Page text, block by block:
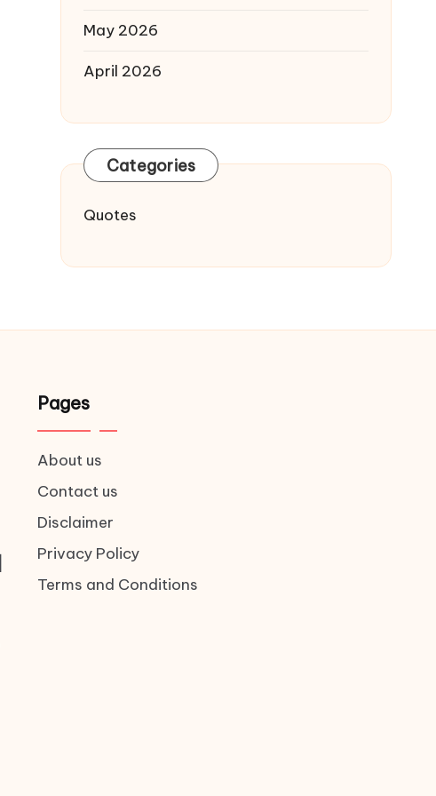
May 2026
April 2026
Categories
Quotes
Pages
About us
Contact us
Disclaimer
Privacy Policy
Terms and Conditions